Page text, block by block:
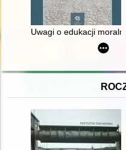
Uwagi o edukacji